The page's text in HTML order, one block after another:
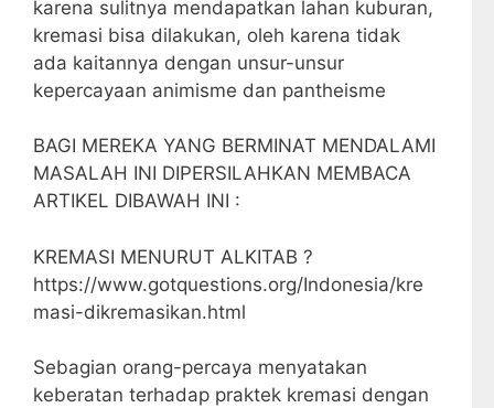
karena sulitnya mendapatkan lahan kuburan,
kremasi bisa dilakukan, oleh karena tidak
ada kaitannya dengan unsur-unsur
kepercayaan animisme dan pantheisme
BAGI MEREKA YANG BERMINAT MENDALAMI
MASALAH INI DIPERSILAHKAN MEMBACA
ARTIKEL DIBAWAH INI :
KREMASI MENURUT ALKITAB ?
https://www.gotquestions.org/Indonesia/kre
masi-dikremasikan.html
Sebagian orang-percaya menyatakan
keberatan terhadap praktek kremasi dengan